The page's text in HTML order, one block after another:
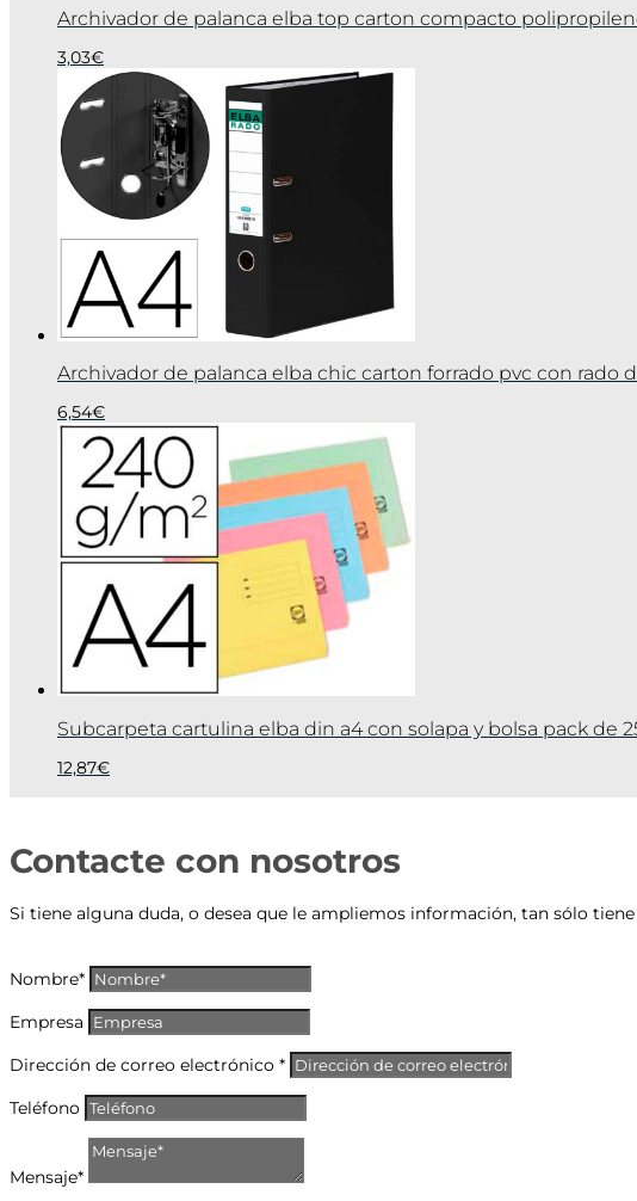
Archivador de palanca elba top carton compacto
3,03€
Archivador de palanca elba chic carton forrado pvc con rado
6,54€
Subcarpeta cartulina elba din a4 con solapa y bolsa pack de
12,87€
Contacte con nosotros
Si tiene alguna duda, o desea que le ampliemos información, tan sólo
Nombre*
Empresa
Dirección de correo electrónico *
Teléfono
Mensaje*